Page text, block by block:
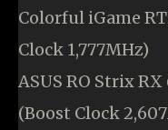
Colorful iGame
Clock 1,777MHz)
ASUS RO Strix
(Boost Clock